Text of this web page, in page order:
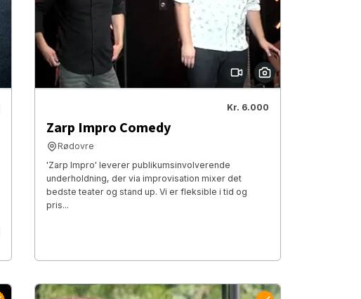
Kr. 6.000
Zarp Impro Comedy
Rødovre
'Zarp Impro' leverer publikumsinvolverende
underholdning, der via improvisation mixer det
bedste teater og stand up. Vi er fleksible i tid og
pris...